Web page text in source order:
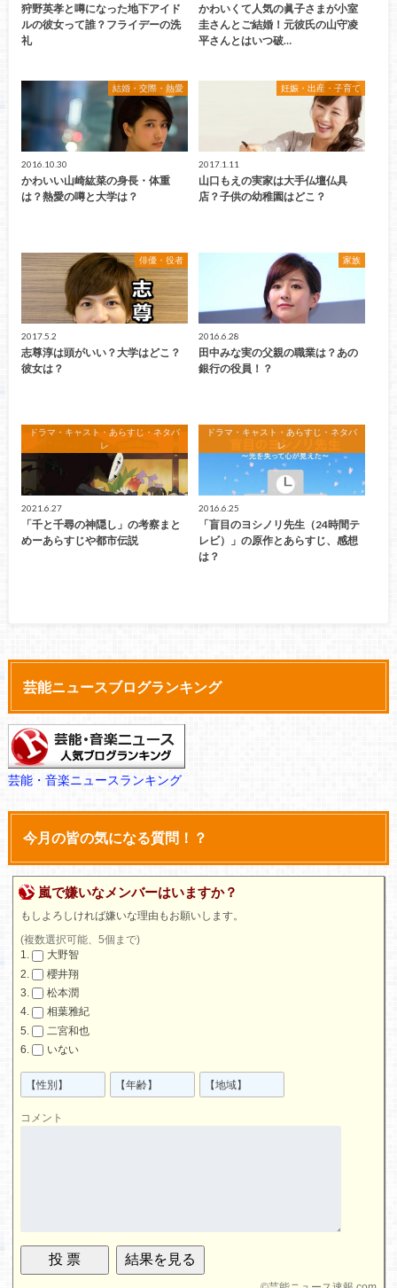
狩野英孝と噂になった地下アイド
ルの彼女って誰？フライデーの洗
礼
かわいくて人気の眞子さまが小室
圭さんとご結婚！元彼氏の山守凌
平さんとはいつ破…
結婚・交際・熱愛
2016.10.30
かわいい山崎紘菜の身長・体重
は？熱愛の噂と大学は？
妊娠・出産・子育て
2017.1.11
山口もえの実家は大手仏壇仏具
店？子供の幼稚園はどこ？
俳優・役者
2017.5.2
志尊淳は頭がいい？大学はどこ？
彼女は？
家族
2016.6.28
田中みな実の父親の職業は？あの
銀行の役員！？
ドラマ・キャスト・あらすじ・ネタバ
レ
2021.6.27
「千と千尋の神隠し」の考察まと
めーあらすじや都市伝説
ドラマ・キャスト・あらすじ・ネタバ
レ
2016.6.25
「盲目のヨシノリ先生（24時間テ
レビ）」の原作とあらすじ、感想
は？
芸能ニュースブログランキング
芸能・音楽ニュースランキング
今月の皆の気になる質問！？
嵐で嫌いなメンバーはいますか？
もしよろしければ嫌いな理由もお願いします。
(複数選択可能、5個まで)
大野智
櫻井翔
松本潤
相葉雅紀
二宮和也
いない
コメント